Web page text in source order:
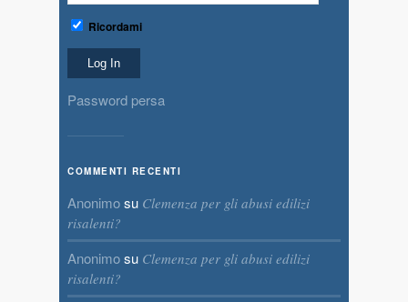
Ricordami
Password persa
COMMENTI RECENTI
Anonimosu Clemenza per gli abusi edilizi
risalenti?
Anonimosu Clemenza per gli abusi edilizi
risalenti?